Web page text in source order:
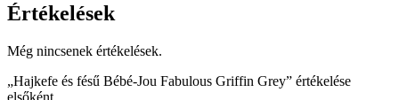
Értékelések
Még nincsenek értékelések.
„Hajkefe és fésű Bébé-Jou Fabulous Griffin Grey” értékelése
elsőként